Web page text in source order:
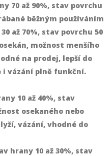
70 až 90%, stav povrchu
běžným používáním
až 70%, stav povrchu 50
možnost menšího
na prodej, lepší do
i vázání plně funkční.
10 až 40%, stav
osekaného nebo
vázání, vhodné do
hrany 10 až 30%, stav